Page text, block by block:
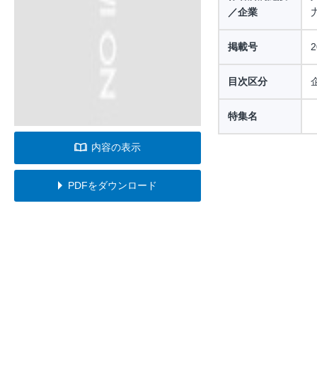
内容の表示
PDFをダウンロード
／企業
掲載号
目次区分
特集名